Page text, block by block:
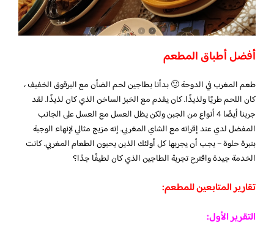
أفضل أطباق المطعم
طعم المغرب في الدوحة 🙂 بدأنا بطاجين لحم الضأن مع البرقوق الخفيف ،
كان اللحم طريًا ولذيذًا. كان يقدم مع الخبز الساخن الذي كان لذيذًا. لقد
جربنا أيضًا 4 أنواع من الجبن ولكن يظل العسل مع العسل على الجانب
المفضل لدي عند إقرانه مع الشاي المغربي. إنه مزيج مثالي لإنهاء الوجبة
بنبرة حلوة – يجب أن يجربها كل أولئك الذين يحبون الطعام المغربي. كانت
الخدمة جيدة واقترح تجربة الطاجين الذي كان لطيفًا جدًا؟
تقارير المتابعين للمطعم:
التقرير الأول: